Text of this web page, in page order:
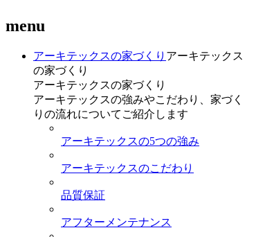
menu
アーキテックスの家づくり アーキテックス
の家づくり
アーキテックスの家づくり
アーキテックスの強みやこだわり、家づく
りの流れについてご紹介します
アーキテックスの5つの強み
アーキテックスのこだわり
品質保証
アフターメンテナンス